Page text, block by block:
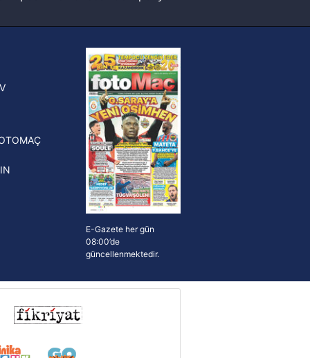
ve sitemizde ilgili
yüzüğü verilecek
Crespo, Meksika Ligi
Atlas'ın yeni teknik
E-Gazete her gün
08:00’de
güncellenmektedir.